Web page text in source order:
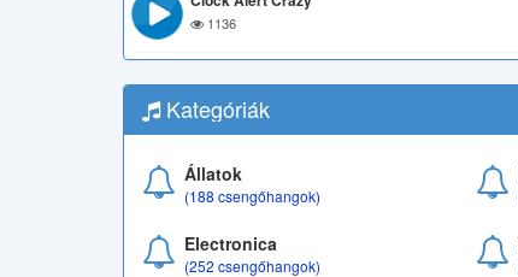
1136
Kategóriák
Állatok
(188 csengőhangok)
Electronica
(252 csengőhangok)